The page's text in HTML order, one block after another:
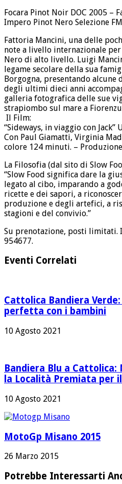
Focara Pinot Noir DOC 2005 –
Impero Pinot Nero Selezione
Fattoria Mancini, una delle
note a livello internazionale
Nero di alto livello. Luigi
legame secolare della sua
Borgogna, presentando alcune
degli ultimi dieci anni
galleria fotografica delle sue
strapiombo sul mare a
Il Film:
“Sideways, in viaggio con
Con Paul Giamatti, Virginia
colore 124 minuti. –
La Filosofia (dal sito di Slow
“Slow Food significa dare la
legato al cibo, imparando a
ricette e dei sapori, a
produzione e degli artefici, a
stagioni e del convivio.”
Su prenotazione, posti limitati.
954677.
Eventi Correlati
Cattolica Bandiera
perfetta con i bambini
10 Agosto 2021
Bandiera Blu a Cattolica:
la Località Premiata per
10 Agosto 2021
MotoGp Misano 2015
26 Marzo 2015
Potrebbe Interessarti